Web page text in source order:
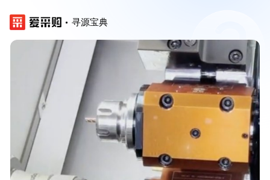
寻源宝典